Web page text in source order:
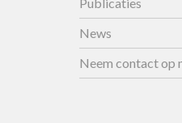
News
Neem contact op